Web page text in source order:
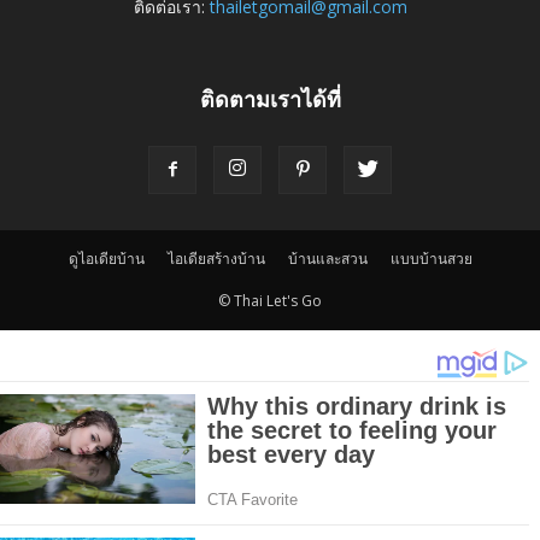
ติดต่อเรา:thailetgomail@gmail.com
ติดตามเราได้ที่
ดูไอเดียบ้าน ไอเดียสร้างบ้าน บ้านและสวน แบบบ้านสวย
© Thai Let's Go